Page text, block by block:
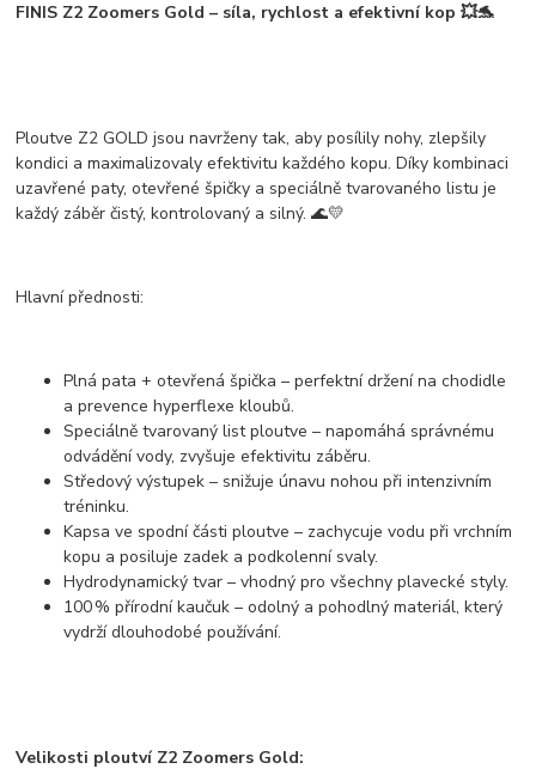
FINIS Z2 Zoomers Gold – síla, rychlost a efektivní kop 💥🐬
Ploutve Z2 GOLD jsou navrženy tak, abyposílily nohy, zlepšily
kondici a maximalizovaly efektivitu každého kopu. Díky kombinaci
uzavřené paty, otevřené špičky a speciálně tvarovaného listu je
každý záběrčistý, kontrolovaný a silný. 🌊💛
Hlavní přednosti:
Plná pata + otevřená špička – perfektní držení na chodidle
a prevence hyperflexe kloubů.
Speciálně tvarovaný list ploutve – napomáhá správnému
odvádění vody, zvyšuje efektivitu záběru.
Středový výstupek – snižuje únavu nohou při intenzivním
tréninku.
Kapsa ve spodní části ploutve – zachycuje vodu při vrchním
kopu a posiluje zadek a podkolenní svaly.
Hydrodynamický tvar – vhodný pro všechny plavecké styly.
100 % přírodní kaučuk – odolný a pohodlný materiál, který
vydrží dlouhodobé používání.
Velikosti ploutví Z2 Zoomers Gold: